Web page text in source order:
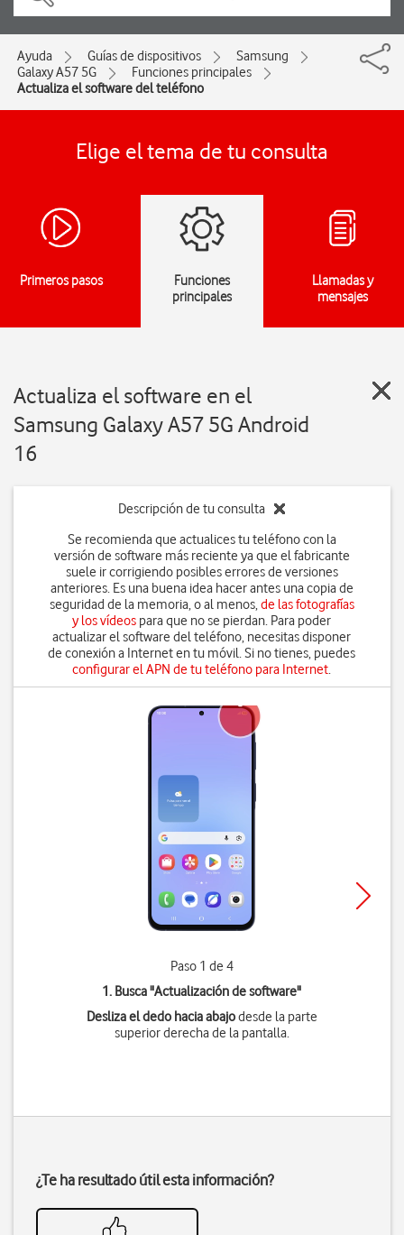
Ayuda Guías de dispositivos
Samsung
Galaxy A57 5G
Funciones principales
Actualiza el software del teléfono
Elige el tema de tu consulta
Primeros pasos
Funciones
principales
Llamadas y
mensajes
Actualiza el software en el
Samsung Galaxy A57 5G Android
16
Descripción de tu consulta
Se recomienda que actualices tu teléfono con la
versión de software más reciente ya que el fabricante
suele ir corrigiendo posibles errores de versiones
anteriores. Es una buena idea hacer antes una copia de
seguridad de la memoria, o al menos,de las fotografías
y los vídeos para que no se pierdan. Para poder
actualizar el software del teléfono, necesitas disponer
de conexión a Internet en tu móvil. Si no tienes, puedes
configurar el APN de tu teléfono para Internet.
Paso 1 de 4
1. Busca "Actualización de software"
Desliza el dedo hacia abajodesde la parte
superior derecha de la pantalla.
¿Te ha resultado útil esta información?